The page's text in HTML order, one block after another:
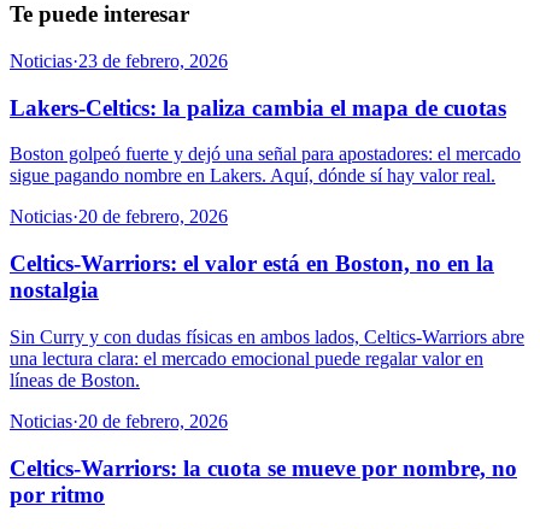
Te puede interesar
Noticias·23 de febrero, 2026
Lakers-Celtics: la paliza cambia el mapa de cuotas
Boston golpeó fuerte y dejó una señal para apostadores: el mercado
sigue pagando nombre en Lakers. Aquí, dónde sí hay valor real.
Noticias·20 de febrero, 2026
Celtics-Warriors: el valor está en Boston, no en la
nostalgia
Sin Curry y con dudas físicas en ambos lados, Celtics-Warriors abre
una lectura clara: el mercado emocional puede regalar valor en
líneas de Boston.
Noticias·20 de febrero, 2026
Celtics-Warriors: la cuota se mueve por nombre, no
por ritmo